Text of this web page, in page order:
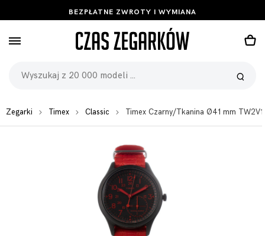
BEZPŁATNE ZWROTY I WYMIANA
Zegarki Timex Classic Timex Czarny/Tkanina Ø41 mm